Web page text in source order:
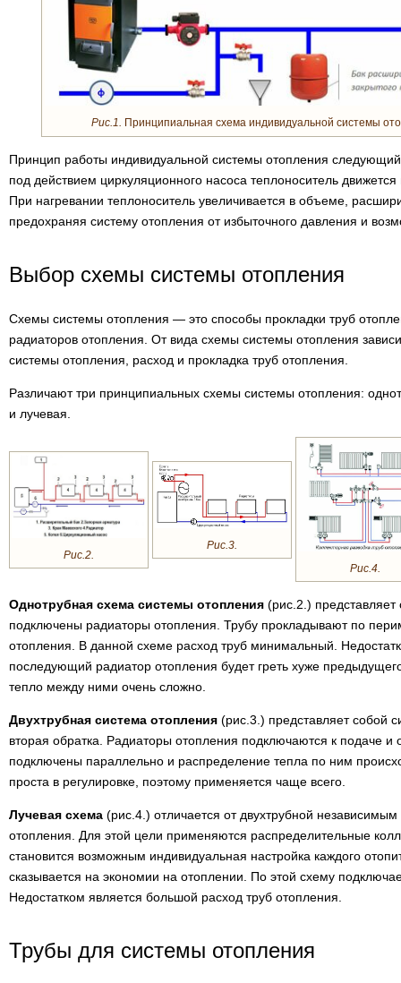
Рис.1. Принципиальная схема индивидуальной системы
Принцип работы индивидуальной системы отопления
под действием циркуляционного насоса теплоноситель
При нагревании теплоноситель увеличивается в объеме,
предохраняя систему отопления от избыточного давления и
Выбор схемы системы отопления
Схемы системы отопления — это способы прокладки труб
радиаторов отопления. От вида схемы системы отопления
системы отопления, расход и прокладка труб отопления.
Различают три принципиальных схемы системы отопления:
и лучевая.
Рис.2.
Рис.3.
Рис.4.
Однотрубная схема системы отопления (рис.2.) представляет
подключены радиаторы отопления. Трубу прокладывают по
отопления. В данной схеме расход труб минимальный.
последующий радиатор отопления будет греть хуже
тепло между ними очень сложно.
Двухтрубная система отопления (рис.3.) представляет собой
вторая обратка. Радиаторы отопления подключаются к подаче и
подключены параллельно и распределение тепла по ним
проста в регулировке, поэтому применяется чаще всего.
Лучевая схема (рис.4.) отличается от двухтрубной
отопления. Для этой цели применяются распределительные
становится возможным индивидуальная настройка каждого
сказывается на экономии на отоплении. По этой схему
Недостатком является большой расход труб отопления.
Трубы для системы отопления